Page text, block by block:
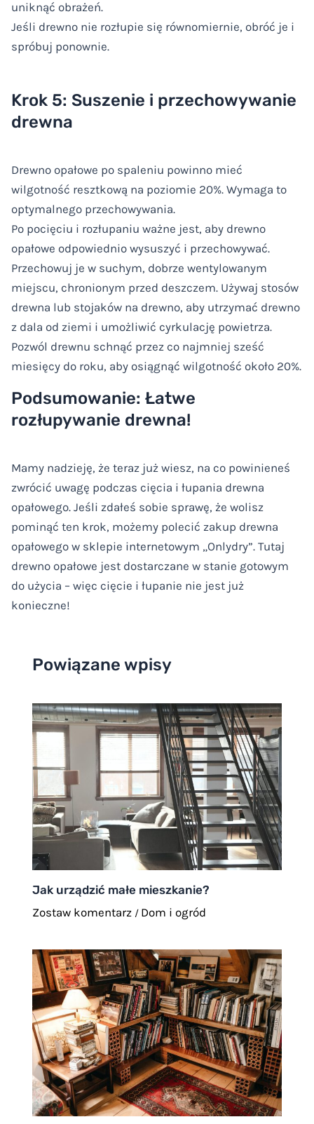
uniknąć obrażeń.
Jeśli drewno nie rozłupie się równomiernie, obróć je i
spróbuj ponownie.
Krok 5: Suszenie i przechowywanie
drewna
Drewno opałowe po spaleniu powinno mieć
wilgotność resztkową na poziomie 20%. Wymaga to
optymalnego przechowywania.
Po pocięciu i rozłupaniu ważne jest, aby drewno
opałowe odpowiednio wysuszyć i przechowywać.
Przechowuj je w suchym, dobrze wentylowanym
miejscu, chronionym przed deszczem. Używaj stosów
drewna lub stojaków na drewno, aby utrzymać drewno
z dala od ziemi i umożliwić cyrkulację powietrza.
Pozwól drewnu schnąć przez co najmniej sześć
miesięcy do roku, aby osiągnąć wilgotność około 20%.
Podsumowanie: Łatwe
rozłupywanie drewna!
Mamy nadzieję, że teraz już wiesz, na co powinieneś
zwrócić uwagę podczas cięcia i łupania drewna
opałowego. Jeśli zdałeś sobie sprawę, że wolisz
pominąć ten krok, możemy polecić zakup drewna
opałowego w sklepie internetowym „Onlydry”. Tutaj
drewno opałowe jest dostarczane w stanie gotowym
do użycia – więc cięcie i łupanie nie jest już
konieczne!
Powiązane wpisy
Jak urządzić małe mieszkanie?
Zostaw komentarz / Dom i ogród